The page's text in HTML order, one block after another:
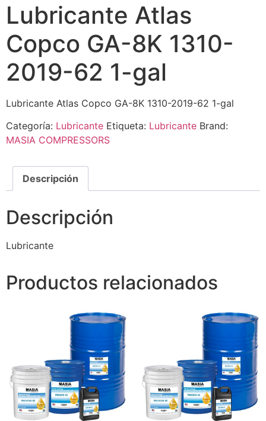
Lubricante Atlas
Copco GA-8K 1310-
2019-62 1-gal
Lubricante Atlas Copco GA-8K 1310-2019-62 1-gal
Categoría: Lubricante Etiqueta: Lubricante Brand:
MASIA COMPRESSORS
Descripción
Descripción
Lubricante
Productos relacionados